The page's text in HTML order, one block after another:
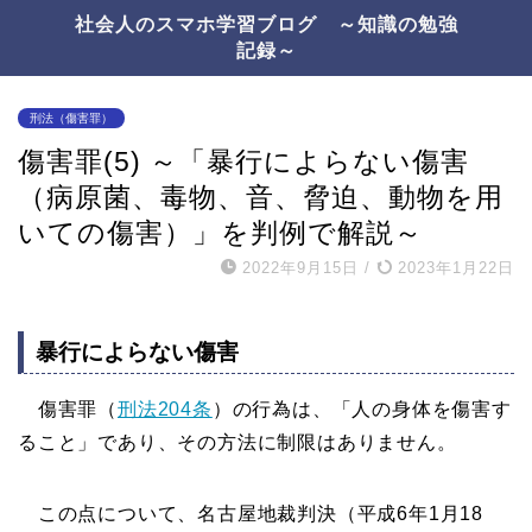
社会人のスマホ学習ブログ ～知識の勉強
記録～
刑法（傷害罪）
傷害罪(5) ～「暴行によらない傷害
（病原菌、毒物、音、脅迫、動物を用
いての傷害）」を判例で解説～
2022年9月15日 / 2023年1月22日
暴行によらない傷害
傷害罪（刑法204条 ）の行為は、「人の身体を傷害す
ること」であり、その方法に制限はありません。
この点について、名古屋地裁判決（平成6年1月18